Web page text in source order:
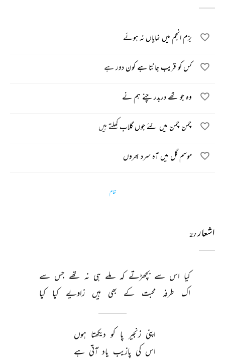
بزم انجم میں نمایاں نہ ہوئے
کس کو قریب جانتا ہے کون دور ہے
وہ جو تھے دربدر چنے ہم نے
چمن چمن میں نئے جوں گلاب کھلتے ہیں
موسم گل میں آہ سرد بھروں
تمام
اشعار27
کیا اس سے بچھڑتے کہ ملے ہی نہ تھے جس سے
اک
طرفہ محبت کے بھی ہیں زاویے کیا کیا
اپنی زنجیر پا کو دیکھتا ہوں
اس کی پازیب یاد آتی ہے